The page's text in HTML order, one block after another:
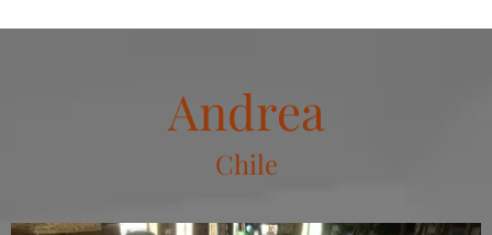
Andrea
Chile